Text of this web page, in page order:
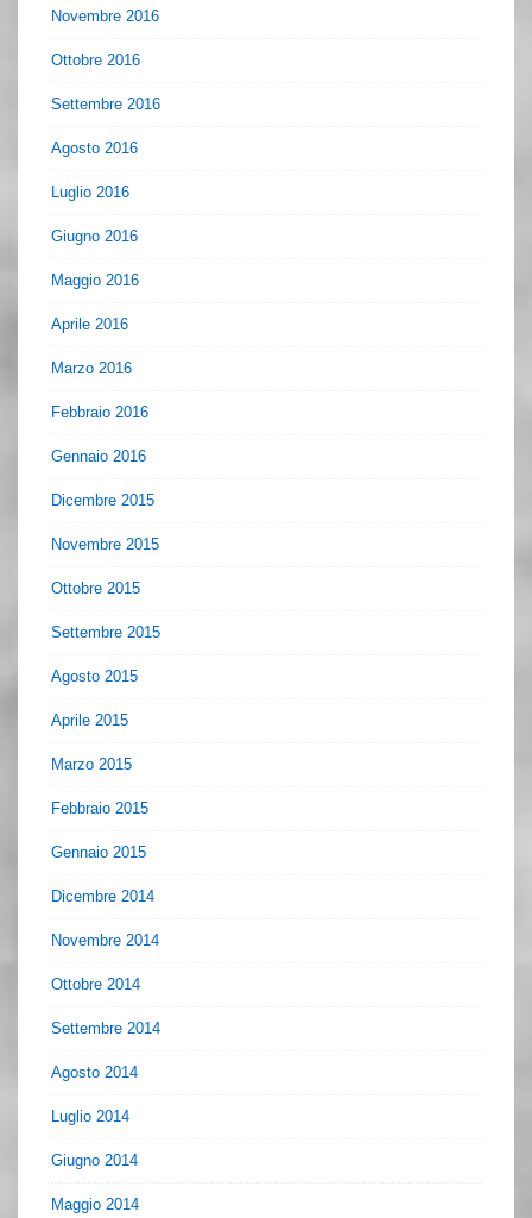
Novembre 2016
Ottobre 2016
Settembre 2016
Agosto 2016
Luglio 2016
Giugno 2016
Maggio 2016
Aprile 2016
Marzo 2016
Febbraio 2016
Gennaio 2016
Dicembre 2015
Novembre 2015
Ottobre 2015
Settembre 2015
Agosto 2015
Aprile 2015
Marzo 2015
Febbraio 2015
Gennaio 2015
Dicembre 2014
Novembre 2014
Ottobre 2014
Settembre 2014
Agosto 2014
Luglio 2014
Giugno 2014
Maggio 2014